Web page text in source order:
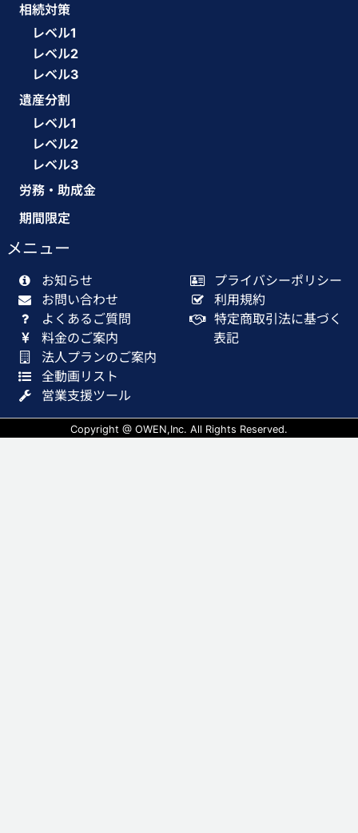
相続対策
レベル1
レベル2
レベル3
遺産分割
レベル1
レベル2
レベル3
労務・助成金
期間限定
メニュー
お知らせ
お問い合わせ
よくあるご質問
料金のご案内
法人プランのご案内
全動画リスト
営業支援ツール
プライバシーポリシー
利用規約
特定商取引法に基づく
表記
Copyright @ OWEN,Inc. All Rights Reserved.